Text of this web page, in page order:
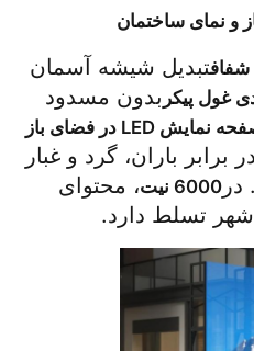
غول پیکر
6000 نیت
تسلط دارد.